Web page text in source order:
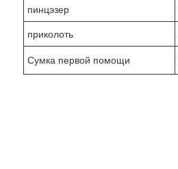
пинцэзер
приколоть
Сумка первой помощи